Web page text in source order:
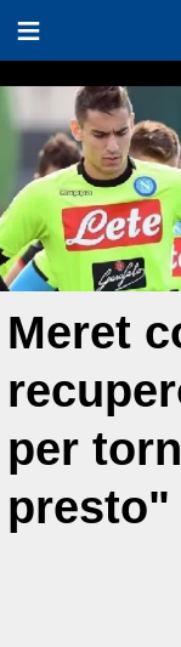
Meret
per
presto"